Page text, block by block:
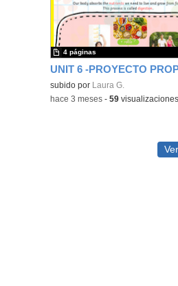
Contenido educativo.
subido por Laura G.
4 páginas
-hace 3 meses- 59visualizaciones